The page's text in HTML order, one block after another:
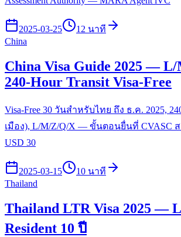
2025-03-25
12 นาที
China
China Visa Guide 2025 —
240-Hour Transit Visa-Free
Visa-Free 30 วันสำหรับไทย ถึง ธ.ค. 2025,
เมือง), L/M/Z/Q/X — ขั้นตอนยื่นที่ CVASC
USD 30
2025-03-15
10 นาที
Thailand
Thailand LTR Visa 2025 —
Resident 10 ปี